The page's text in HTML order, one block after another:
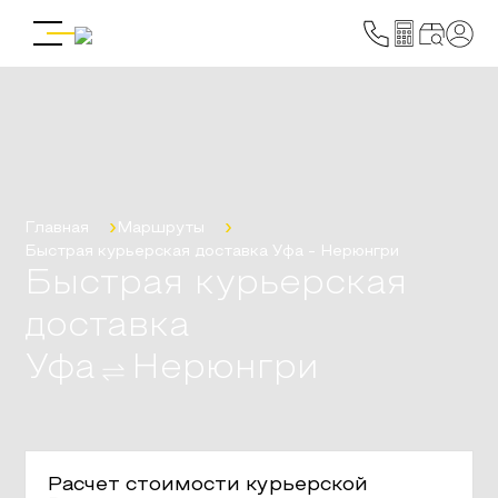
Главная
Маршруты
Быстрая курьерская доставка Уфа - Нерюнгри
Быстрая курьерская
доставка
Уфа
Нерюнгри
Расчет стоимости курьерской